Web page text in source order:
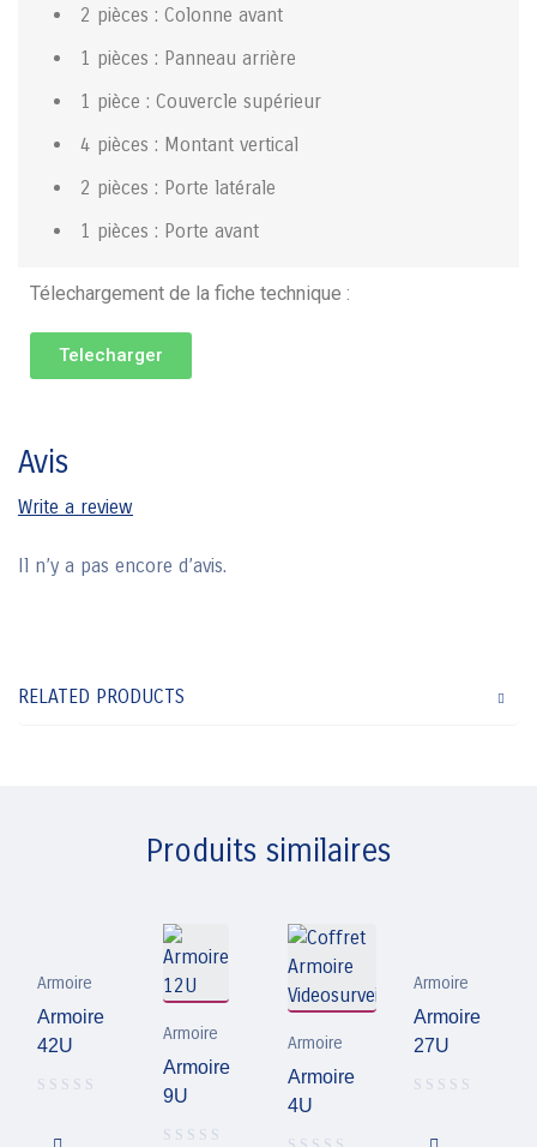
2 pièces : Colonne avant
1 pièces : Panneau arrière
1 pièce : Couvercle supérieur
4 pièces : Montant vertical
2 pièces : Porte latérale
1 pièces : Porte avant
Télechargement de la fiche technique :
Telecharger
Avis
Il n’y a pas encore d’avis.
Write a review
RELATED PRODUCTS
Produits similaires
Armoire
Armoire
42U
Armoire
Armoire
9U
Armoire
Armoire
4U
Armoire
Armoire
27U